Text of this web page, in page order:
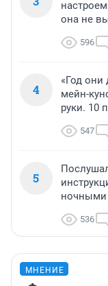
она не
596
4
«Год они
мейн-
руки. 10
547
5
536
МНЕНИЕ